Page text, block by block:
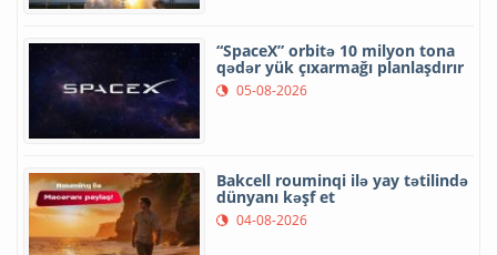
“SpaceX” orbitə 10 milyon tona
qədər yük çıxarmağı planlaşdırır
05-08-2026
Bakcell rouminqi ilə yay tətilində
dünyanı kəşf et
04-08-2026